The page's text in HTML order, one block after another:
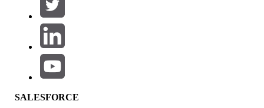
產品區域
功能影響
SALESFORCE